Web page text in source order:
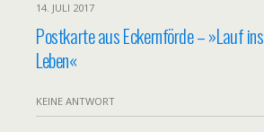
14. JULI 2017
Postkarte aus Eckernförde – »Lauf ins
Leben«
KEINE ANTWORT